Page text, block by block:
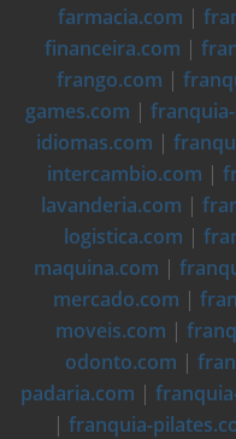
farmacia.com |
financeira.com |
frango.com |
games.com |
idiomas.com |
intercambio.com |
lavanderia.com |
logistica.com |
maquina.com |
mercado.com |
moveis.com |
odonto.com |
padaria.com |
| franquia-